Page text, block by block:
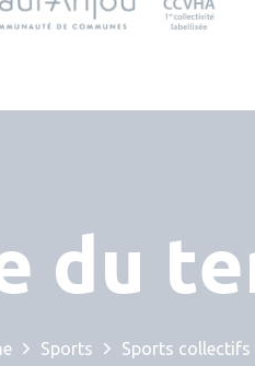
du
Sports Sports collectifs